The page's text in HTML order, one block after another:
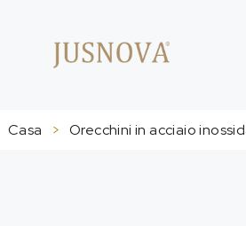
Casa > Orecchini in acciaio